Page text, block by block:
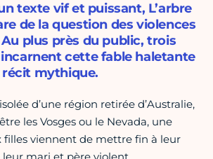
texte vif et puissant, L’arbre
de la question des violences
plus près du public, trois
cette fable haletante
récit mythique.
d’une région retirée d’Australie,
les Vosges ou le Nevada, une
filles viennent de mettre fin à leur